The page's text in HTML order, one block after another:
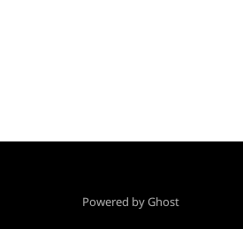
Powered by Ghost